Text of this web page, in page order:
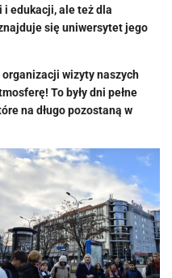
edukacji, ale też dla
się uniwersytet jego
wizyty naszych
To były dni pełne
na długo pozostaną w